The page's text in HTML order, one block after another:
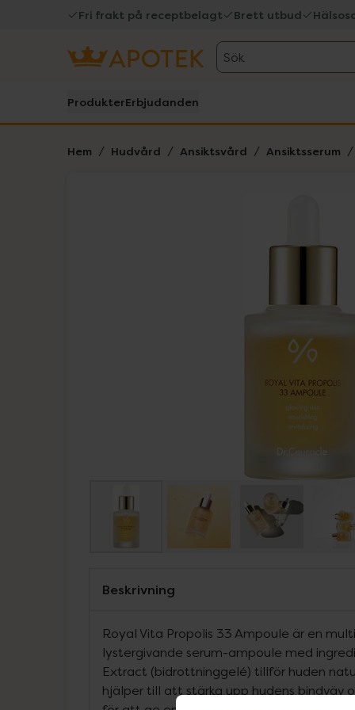
Fri frakt på receptbelagt Brett utbud
Sök
ProdukterErbjudanden
Hem Hudvård Ansiktsvård Ansiktsserum
Beskrivning
Royal Vita Propolis 33 Ampoule är en
lystergivande serum-ampoule med
Extract (bidrottninggelé) tillför huden
hjälper till att stärka upp hudens bindväv